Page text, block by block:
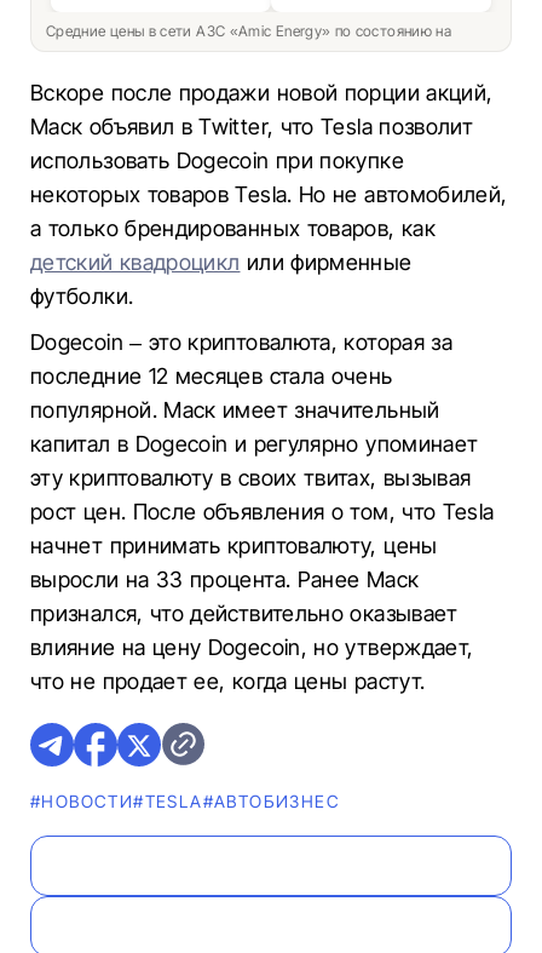
Средние цены в сети АЗС «Amic Energy» по состоянию на
Вскоре после продажи новой порции акций,
Маск объявил в Twitter, что Tesla позволит
использовать Dogecoin при покупке
некоторых товаров Tesla. Но не автомобилей,
а только брендированных товаров, как
детский квадроцикл или фирменные
футболки.
Dogecoin – это криптовалюта, которая за
последние 12 месяцев стала очень
популярной. Маск имеет значительный
капитал в Dogecoin и регулярно упоминает
эту криптовалюту в своих твитах, вызывая
рост цен. После объявления о том, что Tesla
начнет принимать криптовалюту, цены
выросли на 33 процента. Ранее Маск
признался, что действительно оказывает
влияние на цену Dogecoin, но утверждает,
что не продает ее, когда цены растут.
#НОВОСТИ#TESLA#AВТОБИЗНЕС